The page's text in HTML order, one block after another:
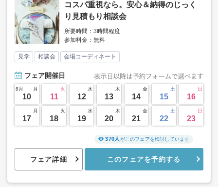
コスパ重視なら。安心＆納得のじっく
り見積もり相談会
所要時間：3時間程度
参加料金：無料
見学 相談会 会場コーディネート
フェア開催日
8月 月
10
火
11
水
12
木
13
金
14
土
15
日
16
月
17
火
18
水
19
木
20
金
21
土
22
日
23
フェア詳細
370人 がこのフェアを検討しています
このフェアを予約する